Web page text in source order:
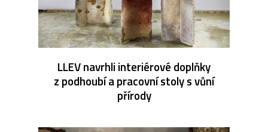
LLEV navrhli interiérové doplňky
z podhoubí a pracovní stoly s vůní
přírody